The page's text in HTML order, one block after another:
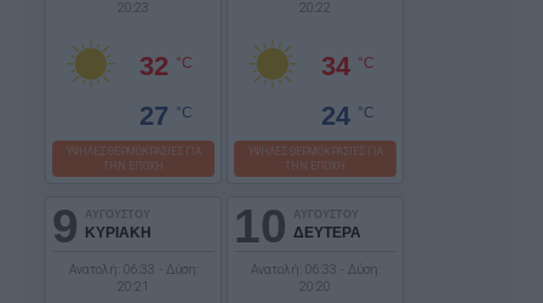
20:23
32 °C
27 °C
ΥΨΗΛΕΣ ΘΕΡΜΟΚΡΑΣΙΕΣ ΓΙΑ
ΤΗΝ ΕΠΟΧΗ
20:22
34 °C
24 °C
ΥΨΗΛΕΣ ΘΕΡΜΟΚΡΑΣΙΕΣ ΓΙΑ
ΤΗΝ ΕΠΟΧΗ
9 ΑΥΓΟΥΣΤΟΥ
ΚΥΡΙΑΚΗ
Ανατολή: 06:33 - Δύση:
20:21
10 ΑΥΓΟΥΣΤΟΥ
ΔΕΥΤΕΡΑ
Ανατολή: 06:33 - Δύση:
20:20